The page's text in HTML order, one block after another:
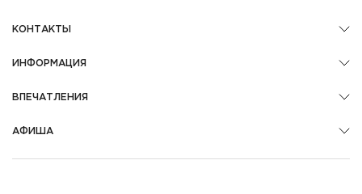
КОНТАКТЫ
ИНФОРМАЦИЯ
ВПЕЧАТЛЕНИЯ
АФИША